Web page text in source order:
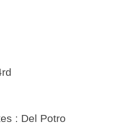
: Del Potro